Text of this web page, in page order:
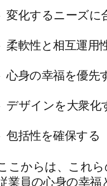
変化するニーズに
柔軟性と相互運用
心身の幸福を優先
デザインを大衆化
包括性を確保する
こからは、これ
業員の心身の幸福